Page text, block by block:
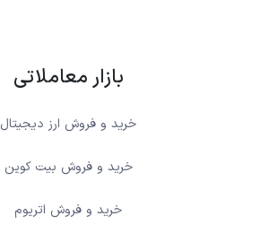
بازار معاملاتی
خرید و فروش ارز دیجیتال
خرید و فروش بیت کوین
خرید و فروش اتریوم